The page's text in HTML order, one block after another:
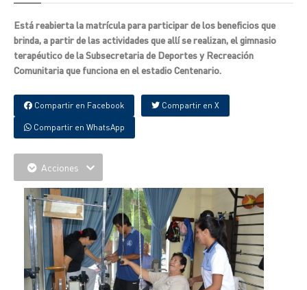
Está reabierta la matrícula para participar de los beneficios que
brinda, a partir de las actividades que allí se realizan, el gimnasio
terapéutico de la Subsecretaria de Deportes y Recreación
Comunitaria que funciona en el estadio Centenario.
Compartir en Facebook Compartir en X
Compartir en WhatsApp
Acciones